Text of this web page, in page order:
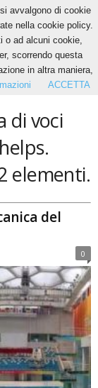
di voci
elementi.
del
0
avvalgono di cookie
nella cookie policy.
o ad alcuni cookie,
scorrendo questa
in altra maniera,
ACCETTA